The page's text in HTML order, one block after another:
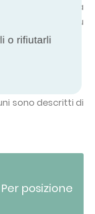
all'efficienza
dell'energia più
sono descritti di
Per posizione
o rifiutarli